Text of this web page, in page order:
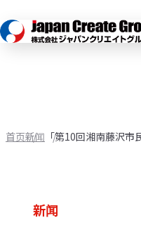
首页新闻 「第10回湘南藤沢
新闻